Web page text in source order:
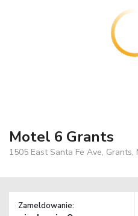
Motel 6 Grants
1505 East Santa Fe Ave, Grants,
Zameldowanie: